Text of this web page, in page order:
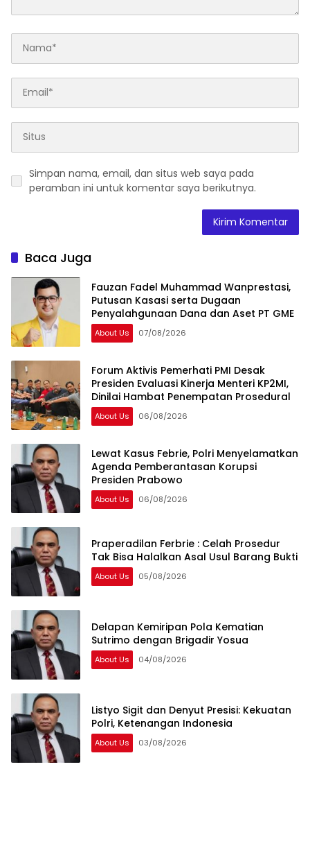
Simpan nama, email, dan situs web saya pada
peramban ini untuk komentar saya berikutnya.
Baca Juga
Fauzan Fadel Muhammad Wanprestasi,
Putusan Kasasi serta Dugaan
Penyalahgunaan Dana dan Aset PT GME
About Us 07/08/2026
Forum Aktivis Pemerhati PMI Desak
Presiden Evaluasi Kinerja Menteri KP2MI,
Dinilai Hambat Penempatan Prosedural
About Us 06/08/2026
Lewat Kasus Febrie, Polri Menyelamatkan
Agenda Pemberantasan Korupsi
Presiden Prabowo
About Us 06/08/2026
Praperadilan Ferbrie : Celah Prosedur
Tak Bisa Halalkan Asal Usul Barang Bukti
About Us 05/08/2026
Delapan Kemiripan Pola Kematian
Sutrimo dengan Brigadir Yosua
About Us 04/08/2026
Listyo Sigit dan Denyut Presisi: Kekuatan
Polri, Ketenangan Indonesia
About Us 03/08/2026